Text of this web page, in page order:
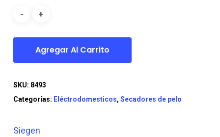
Agregar Al Carrito
SKU: 8493
Categorías: Eléctrodomesticos, Secadores de pelo
Siegen